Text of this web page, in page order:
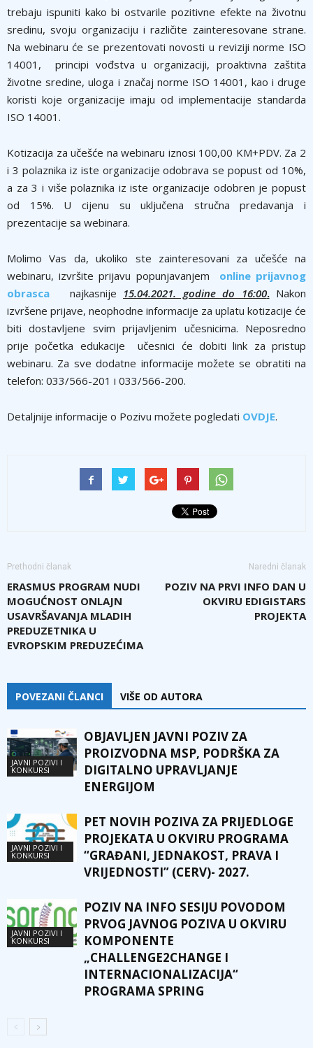
trebaju ispuniti kako bi ostvarile pozitivne efekte na životnu
sredinu, svoju organizaciju i različite zainteresovane strane.
Na webinaru će se prezentovati novosti u reviziji norme ISO
14001, principi vođstva u organizaciji, proaktivna zaštita
životne sredine, uloga i značaj norme ISO 14001, kao i druge
koristi koje organizacije imaju od implementacije standarda
ISO 14001.
Kotizacija za učešće na webinaru iznosi 100,00 KM+PDV. Za 2
i 3 polaznika iz iste organizacije odobrava se popust od 10%,
a za 3 i više polaznika iz iste organizacije odobren je popust
od 15%. U cijenu su uključena stručna predavanja i
prezentacije sa webinara.
Molimo Vas da, ukoliko ste zainteresovani za učešće na
webinaru, izvršite prijavu popunjavanjem
online prijavnog
obrasca najkasnije 15.04.2021. godine do 16:00.Nakon
izvršene prijave, neophodne informacije za uplatu kotizacije će
biti dostavljene svim prijavljenim učesnicima. Neposredno
prije početka edukacije učesnici će dobiti link za pristup
webinaru. Za sve dodatne informacije možete se obratiti na
telefon: 033/566-201 i 033/566-200.
Detaljnije informacije o Pozivu možete pogledati OVDJE.
Prethodni članak
ERASMUS PROGRAM NUDI
MOGUĆNOST ONLAJN
USAVRŠAVANJA MLADIH
PREDUZETNIKA U
EVROPSKIM PREDUZEĆIMA
Naredni članak
POZIV NA PRVI INFO DAN U
OKVIRU EDIGISTARS
PROJEKTA
POVEZANI ČLANCI VIŠE OD AUTORA
JAVNI POZIVI I
KONKURSI
OBJAVLJEN JAVNI POZIV ZA
PROIZVODNA MSP, PODRŠKA ZA
DIGITALNO UPRAVLJANJE
ENERGIJOM
JAVNI POZIVI I
KONKURSI
PET NOVIH POZIVA ZA PRIJEDLOGE
PROJEKATA U OKVIRU PROGRAMA
“GRAĐANI, JEDNAKOST, PRAVA I
VRIJEDNOSTI” (CERV)- 2027.
JAVNI POZIVI I
KONKURSI
POZIV NA INFO SESIJU POVODOM
PRVOG JAVNOG POZIVA U OKVIRU
KOMPONENTE
„CHALLENGE2CHANGE I
INTERNACIONALIZACIJA“
PROGRAMA SPRING